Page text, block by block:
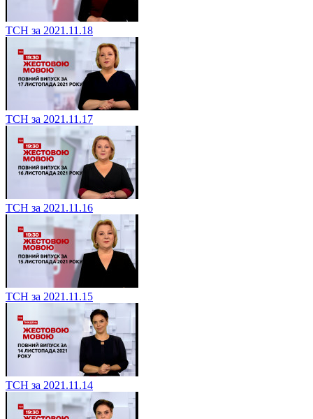
ТСН за 2021.11.18
ТСН за 2021.11.17
ТСН за 2021.11.16
ТСН за 2021.11.15
ТСН за 2021.11.14